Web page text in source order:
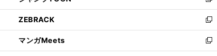
開
く
ウ
で
開
く
ン
ド
ウ
で
開
ウ
ィ
ン
ド
ウ
し
い
ウ
ィ
ン
ZEBRACK
新
し
い
ウ
マンガMeets
新
し